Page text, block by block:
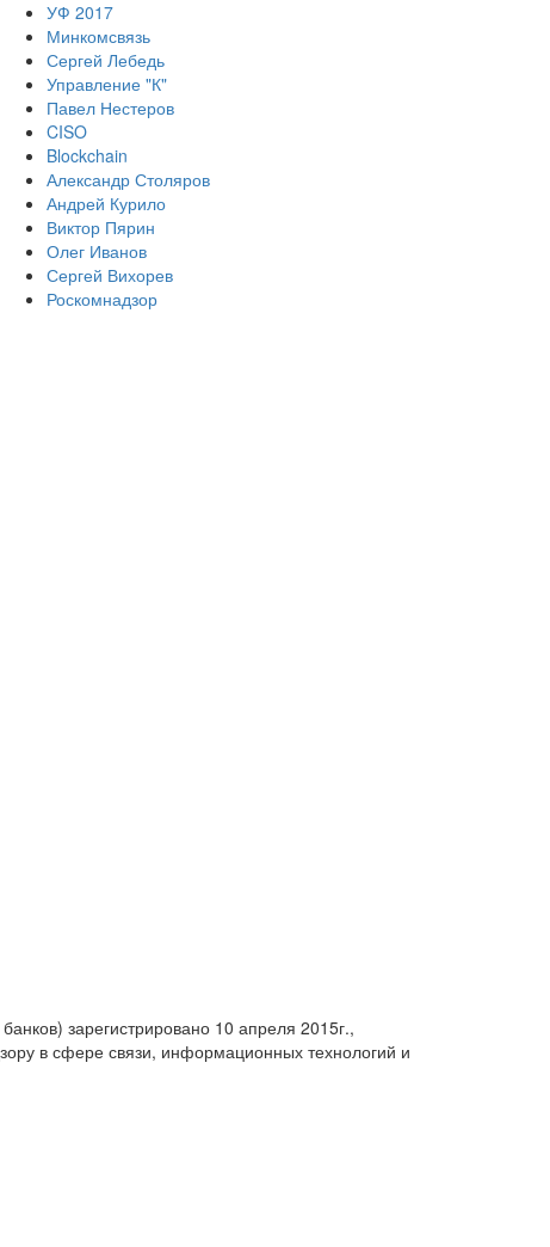
УФ 2017
Минкомсвязь
Сергей Лебедь
Управление "К"
Павел Нестеров
CISO
Blockchain
Александр Столяров
Андрей Курило
Виктор Пярин
Олег Иванов
Сергей Вихорев
Роскомнадзор
зарегистрировано 10 апреля 2015г.,
в сфере связи, информационных технологий и